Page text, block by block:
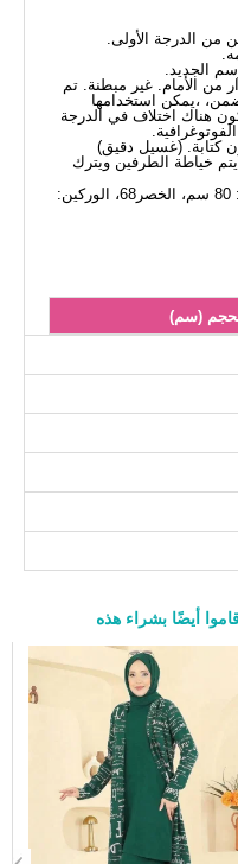
من الدرجة الأولى.
الجديد.
من الأمام. غير مبطنة. تم
،يمكن استخدامها
هناك اختلاف في الدرجة
خياطة الطرفين ويترك
الطول: 165 سم، الصدر: 80 سم، الخصر68، الوركين:
(سم)
136
136
136
أيضًا بشراء هذه
a>